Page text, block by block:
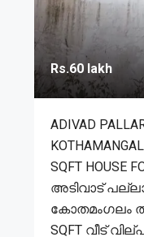
Rs.60 lakh
ADIVAD
SQFT HOUSE
അടിവാട്
കോതമംഗലം
SQFT വീട്